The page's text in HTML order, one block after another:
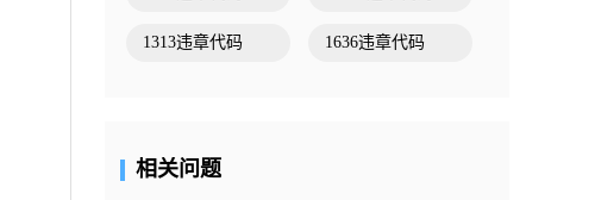
1313违章代码 1636违章代码
相关问题